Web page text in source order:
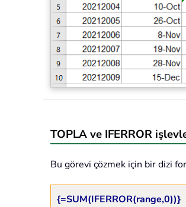
TOPLA ve IFERROR
Bu görevi çözmek için bir dizi
{=SUM(IFERROR(range,0))}